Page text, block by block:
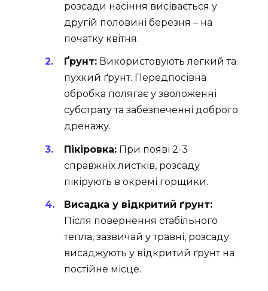
розсади насіння висівається у
другій половині березня – на
початку квітня.
Ґрунт: Використовують легкий та
пухкий ґрунт. Передпосівна
обробка полягає у зволоженні
субстрату та забезпеченні доброго
дренажу.
Пікіровка: При появі 2-3
справжніх листків, розсаду
пікірують в окремі горщики.
Висадка у відкритий ґрунт:
Після повернення стабільного
тепла, зазвичай у травні, розсаду
висаджують у відкритий ґрунт на
постійне місце.